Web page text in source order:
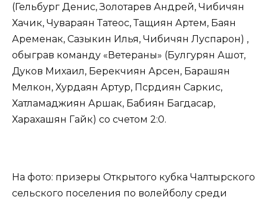
(Гельбург Денис, Золотарев Андрей, Чибичян
Хачик, Чувараян Татеос, Тащиян Артем, Баян
Аременак, Сазыкин Илья, Чибичян Луспарон) ,
обыграв команду «Ветераны» (Булгурян Ашот,
Дуков Михаил, Берекчиян Арсен, Барашян
Мелкон, Хурдаян Артур, Псрдиян Саркис,
Хатламаджиян Аршак, Бабиян Багдасар,
Харахашян Гайк) со счетом 2:0.
На фото: призеры Открытого кубка Чалтырского
сельского поселения по волейболу среди